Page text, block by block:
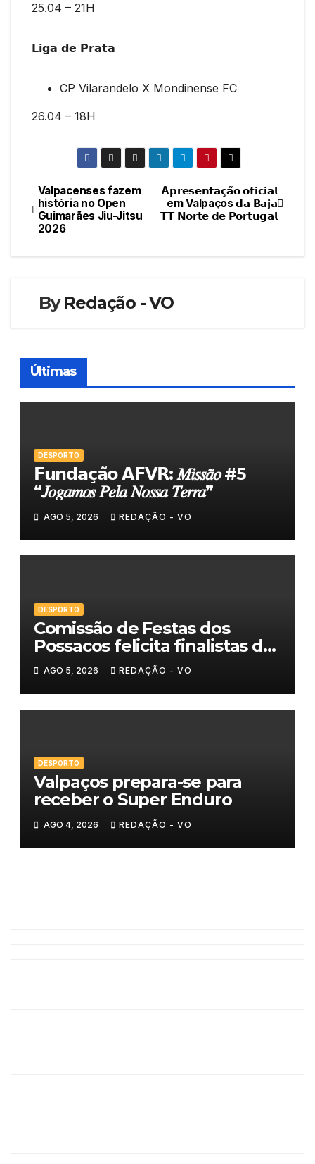
25.04 – 21H
𝗟𝗶𝗴𝗮 𝗱𝗲 𝗣𝗿𝗮𝘁𝗮
CP Vilarandelo X Mondinense FC
26.04 – 18H
Navegação
de
A𝗽𝗿𝗲𝘀𝗲𝗻𝘁𝗮𝗰̧𝗮̃𝗼 𝗼𝗳𝗶𝗰𝗶𝗮𝗹
em Valpaços 𝗱𝗮 𝗕𝗮𝗷𝗮
𝗧𝗧 𝗡𝗼𝗿𝘁𝗲 𝗱𝗲 𝗣𝗼𝗿𝘁𝘂𝗴𝗮𝗹
Valpacenses fazem
história no Open
Guimarães Jiu-Jitsu
2026
ByRedação - VO
Últimas
DESPORTO
𝗙𝘂𝗻𝗱𝗮𝗰̧𝗮̃𝗼 𝗔𝗙𝗩𝗥: 𝑀𝑖𝑠𝑠𝑎̃𝑜 #5
“𝐽𝑜𝑔𝑎𝑚𝑜𝑠 𝑃𝑒𝑙𝑎 𝑁𝑜𝑠𝑠𝑎 𝑇𝑒𝑟𝑟𝑎”
AGO 5, 2026 REDAÇÃO - VO
DESPORTO
Comissão de Festas dos
Possacos felicita finalistas do
Torneio de Sueca
AGO 5, 2026 REDAÇÃO - VO
DESPORTO
Valpaços prepara-se para
receber o Super Enduro
AGO 4, 2026 REDAÇÃO - VO